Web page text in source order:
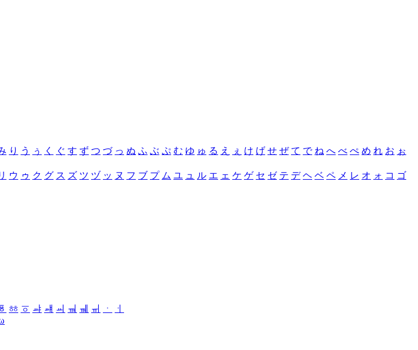
り う ぅ く ぐ す ず つ づ っ ぬ ふ ぶ ぷ む ゆ ゅ る え ぇ け げ せ ぜ て で ね へ べ ぺ め れ お ぉ
ウ ゥ ク グ ス ズ ツ ヅ ッ ヌ フ ブ プ ム ユ ュ ル エ ェ ケ ゲ セ ゼ テ デ ヘ ベ ペ メ レ オ ォ コ ゴ
ㆄ ㆅ ㆆ ㆇ ㆈ ㆉ ㆊ ㆋ ㆌ ㆍ
ㆎ